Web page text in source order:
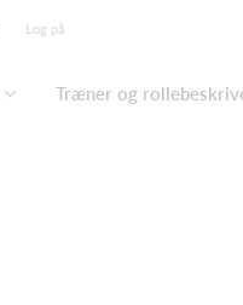
Log på
Træner og